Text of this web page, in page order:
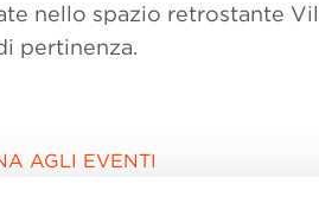
nello spazio retrostante
pertinenza.
AGLI EVENTI